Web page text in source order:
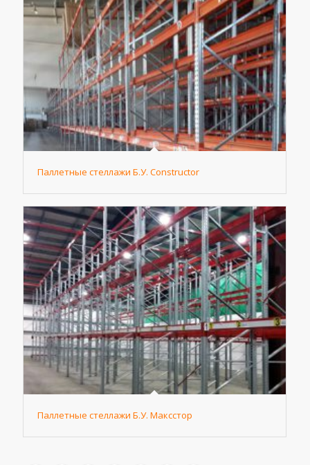
Паллетные стеллажи Б.У. Constructor
Паллетные стеллажи Б.У. Максстор